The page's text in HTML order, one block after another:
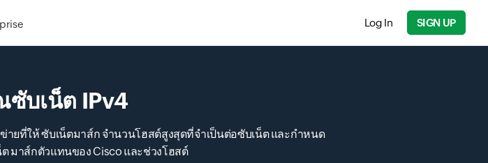
Log In SIGN UP
บเน็ต IPv4
ยที่ให้ ซับเน็ตมาส์ก จำนวนโฮสต์สูงสุดที่จำเป็นต่อซับเน็ต และกำหนด
มาส์กตัวแทนของ Cisco และช่วงโฮสต์